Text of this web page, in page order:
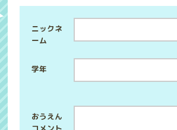
学年
ニックネ
ーム